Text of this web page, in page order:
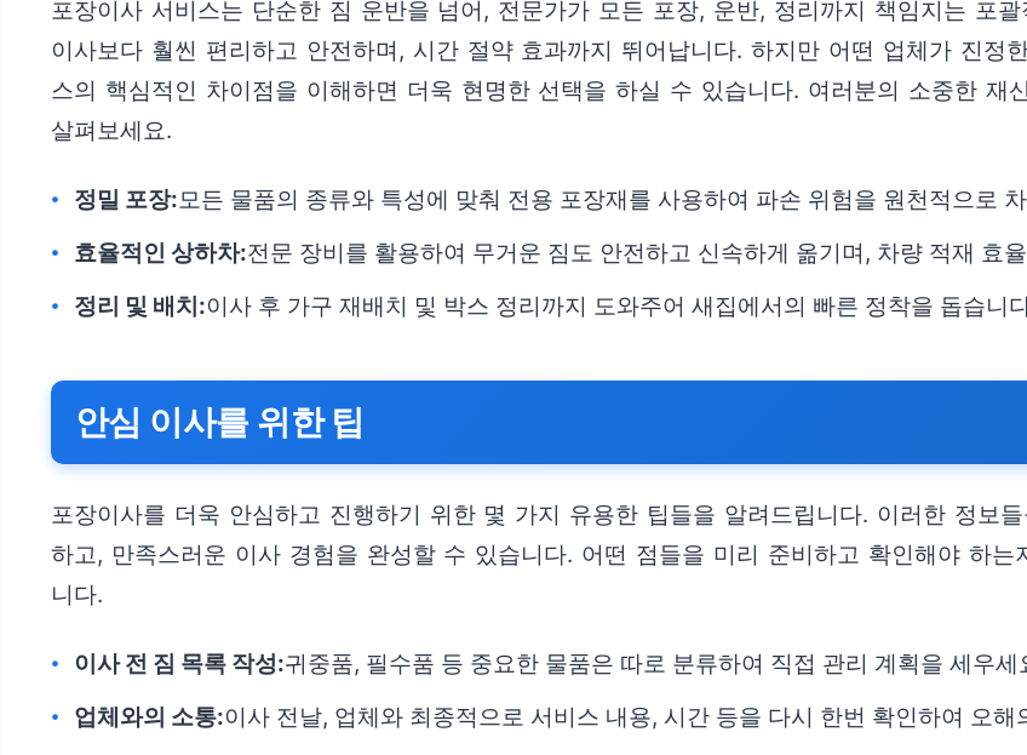
포장이사 서비스는 단순한 짐 운반을 넘어, 전문가가 모든 포장, 운반, 정리까지 책임지는 포
이사보다 훨씬 편리하고 안전하며, 시간 절약 효과까지 뛰어납니다. 하지만 어떤 업체가 진정
스의 핵심적인 차이점을 이해하면 더욱 현명한 선택을 하실 수 있습니다. 여러분의 소중한 재
살펴보세요.
정밀 포장:모든 물품의 종류와 특성에 맞춰 전용 포장재를 사용하여 파손 위험을 원천적으로
효율적인 상하차:전문 장비를 활용하여 무거운 짐도 안전하고 신속하게 옮기며, 차량 적재 효
정리 및 배치:이사 후 가구 재배치 및 박스 정리까지 도와주어 새집에서의 빠른 정착을 돕습니
안심 이사를 위한 팁
포장이사를 더욱 안심하고 진행하기 위한 몇 가지 유용한 팁들을 알려드립니다. 이러한 정보
하고, 만족스러운 이사 경험을 완성할 수 있습니다. 어떤 점들을 미리 준비하고 확인해야 하
니다.
이사 전 짐 목록 작성:귀중품, 필수품 등 중요한 물품은 따로 분류하여 직접 관리 계획을 세우세
업체와의 소통:이사 전날, 업체와 최종적으로 서비스 내용, 시간 등을 다시 한번 확인하여 오해